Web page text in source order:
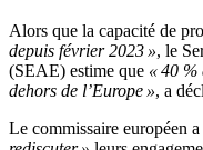
Alors que la capacité de
depuis février 2023 », le
(SEAE) estime que « 40 %
dehors de l’Europe », a
Le commissaire européen